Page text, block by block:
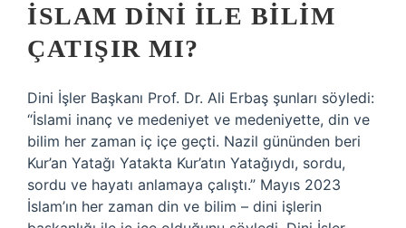
İSLAM DINI ILE BILIM
ÇATIŞIR MI?
Dini İşler Başkanı Prof. Dr. Ali Erbaş şunları söyledi:
“İslami inanç ve medeniyet ve medeniyette, din ve
bilim her zaman iç içe geçti. Nazil gününden beri
Kur’an Yatağı Yatakta Kur’atın Yatağıydı, sordu,
sordu ve hayatı anlamaya çalıştı.” Mayıs 2023
İslam’ın her zaman din ve bilim – dini işlerin